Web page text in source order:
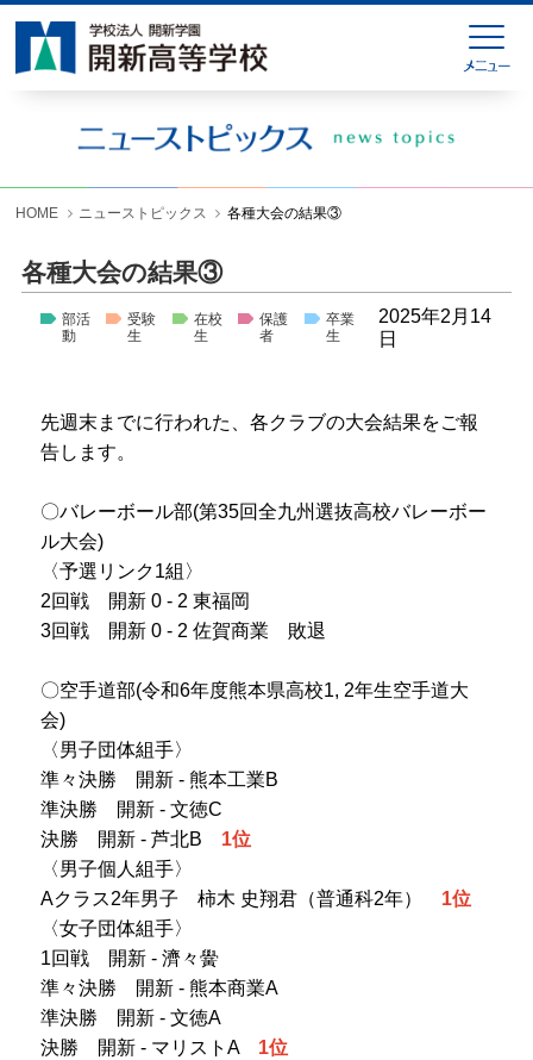
HOME ニューストピックス 各種大会の結果③
各種大会の結果③
部活
動
受験
生
在校
生
保護
者
卒業
生
2025年2月14
日
先週末までに行われた、各クラブの大会結果をご報
告します。
〇バレーボール部(第35回全九州選抜高校バレーボー
ル大会)
〈予選リンク1組〉
2回戦 開新 0 - 2 東福岡
3回戦 開新 0 - 2 佐賀商業 敗退
〇空手道部(令和6年度熊本県高校1, 2年生空手道大
会)
〈男子団体組手〉
準々決勝 開新 - 熊本工業B
準決勝 開新 - 文徳C
決勝 開新 - 芦北B 1位
〈男子個人組手〉
Aクラス2年男子 柿木 史翔君（普通科2年） 1位
〈女子団体組手〉
1回戦 開新 - 濟々黌
準々決勝 開新 - 熊本商業A
準決勝 開新 - 文徳A
決勝 開新 - マリストA 1位
HOME
緊急連絡
ニューストピックス
学校生活
入試情報
お問い合わせ
各種様式ダウンロード
プライバシーポリシー
サイトマップ
受験生の方へ
在校生の方へ
保護者の方へ